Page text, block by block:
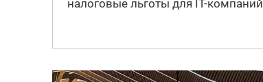
налоговые льготы для IT-компаний